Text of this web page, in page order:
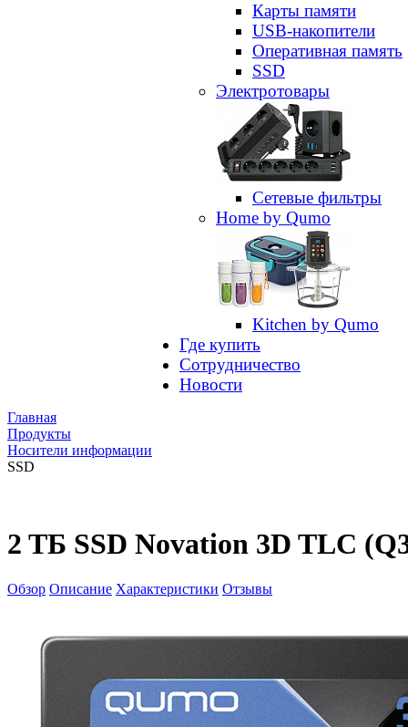
Карты памяти
USB-накопители
Оперативная память
SSD
Электротовары
Сетевые фильтры
Home by Qumo
Kitchen by Qumo
Где купить
Сотрудничество
Новости
Главная
Продукты
Носители информации
SSD
2 TБ SSD Novation 3D TLC
Обзор Описание Характеристики Отзывы